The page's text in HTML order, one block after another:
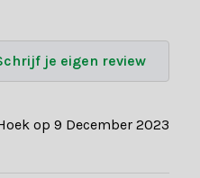
je eigen review
op 9 December 2023